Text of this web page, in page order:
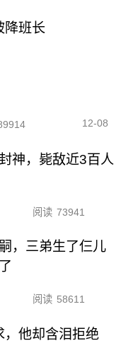
降班长
12-08
神，毙敌近3百人
阅读 73941
，三弟生了仨儿
阅读 58611
，他却含泪拒绝